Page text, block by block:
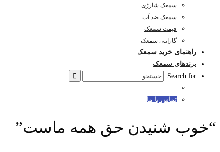
سمعک شارژی
سمعک ضد آب
قیمت سمعک
گارانتی سمعک
راهنمای خرید سمعک
برندهای سمعک
Search for:
تماس با ما
“خوب شنیدن حق همه ماست”